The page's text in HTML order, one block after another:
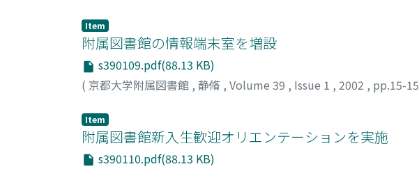
Item
附属図書館の情報端末室を増設
s390109.pdf(88.13 KB)
( 京都大学附属図書館 , 静脩 , Volume 39 , Issue 1 , 2002 , pp.15-15
Item
附属図書館新入生歓迎オリエンテーションを実施
s390110.pdf(88.13 KB)